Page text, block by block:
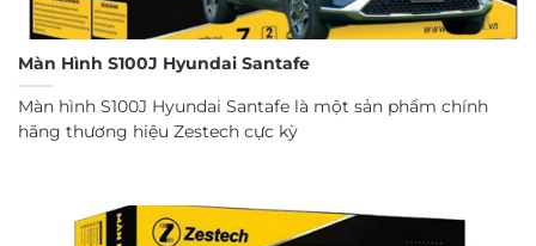
Màn Hình S100J Hyundai Santafe
Màn hình S100J Hyundai Santafe là một sản phẩm chính
hãng thương hiệu Zestech cực kỳ